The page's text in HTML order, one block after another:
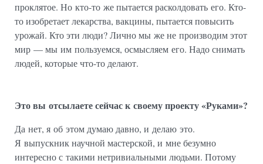
проклятое. Но кто-то же пытается расколдовать его. Кто-
то изобретает лекарства, вакцины, пытается повысить
урожай. Кто эти люди? Лично мы же не производим этот
мир — мы им пользуемся, осмысляем его. Надо снимать
людей, которые что-то делают.
Это вы отсылаете сейчас к своему проекту «Руками»?
Да нет, я об этом думаю давно, и делаю это.
Я выпускник научной мастерской, и мне безумно
интересно с такими нетривиальными людьми. Потому